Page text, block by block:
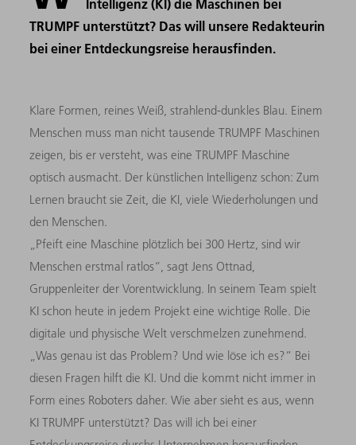
Intelligenz (KI) die Maschinen bei
TRUMPF unterstützt? Das will unsere Redakteurin
bei einer Entdeckungsreise herausfinden.
Klare Formen, reines Weiß, strahlend-dunkles Blau. Einem
Menschen muss man nicht tausende TRUMPF Maschinen
zeigen, bis er versteht, was eine TRUMPF Maschine
optisch ausmacht. Der künstlichen Intelligenz schon: Zum
Lernen braucht sie Zeit, die KI, viele Wiederholungen und
den Menschen.
„Pfeift eine Maschine plötzlich bei 300 Hertz, sind wir
Menschen erstmal ratlos“, sagt Jens Ottnad,
Gruppenleiter der Vorentwicklung. In seinem Team spielt
KI schon heute in jedem Projekt eine wichtige Rolle. Die
digitale und physische Welt verschmelzen zunehmend.
„Was genau ist das Problem? Und wie löse ich es?“ Bei
diesen Fragen hilft die KI. Und die kommt nicht immer in
Form eines Roboters daher. Wie aber sieht es aus, wenn
KI TRUMPF unterstützt? Das will ich bei einer